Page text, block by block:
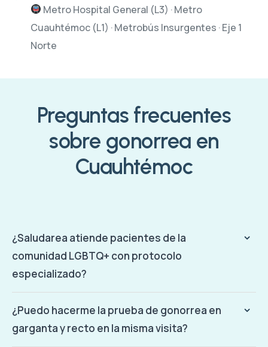
Metro Hospital General (L3) · Metro
Cuauhtémoc (L1) · Metrobús Insurgentes · Eje 1
Norte
Preguntas frecuentes
sobre gonorrea en
Cuauhtémoc
¿Saludarea atiende pacientes de la
comunidad LGBTQ+ con protocolo
especializado?
¿Puedo hacerme la prueba de gonorrea en
garganta y recto en la misma visita?